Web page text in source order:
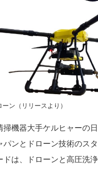
ン（リリースより）
機器大手ケルヒャーの
パンとドローン技術のス
ドは、ドローンと高圧洗